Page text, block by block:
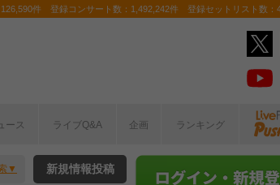
件 登録コンサート数：1,492,242件 登録セットリスト数：
ース ライブQ&A 企画 ランキング
新規情報投稿